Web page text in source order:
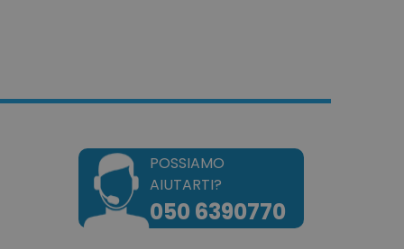
POSSIAMO
AIUTARTI?
050 6390770
attiva la pulizia della
Quando il cookie viene
la memoria locale e
dei prodotti
una facile